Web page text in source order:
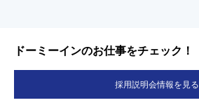
ドーミーインのお仕事をチェック！
採用説明会情報を見る